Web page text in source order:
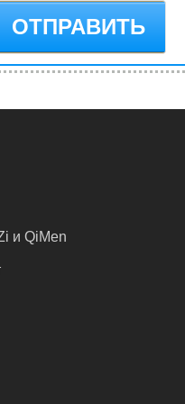
и QiMen